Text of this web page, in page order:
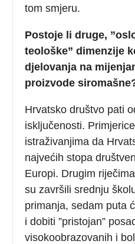
tom smjeru.
Postoje li druge,
teološke” dimenzije
djelovanja na
proizvode
Hrvatsko društvo pati
isključenosti.
istraživanjima da
najvećih stopa
Europi. Drugim
su završili srednju
primanja, sedam puta
i dobiti ”pristojan”
visokoobrazovanih i